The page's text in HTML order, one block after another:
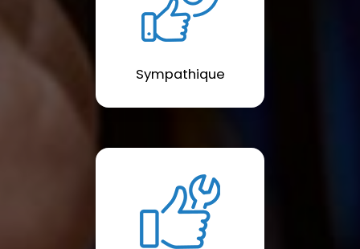
Sympathique